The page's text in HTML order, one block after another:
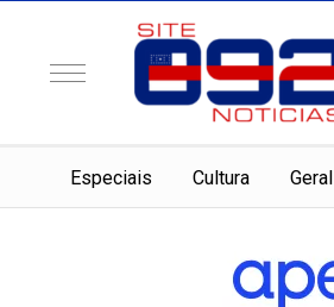
Especiais Cultura Geral